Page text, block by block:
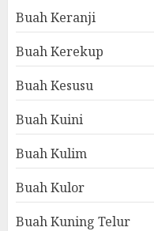
Buah Keranji
Buah Kerekup
Buah Kesusu
Buah Kuini
Buah Kulim
Buah Kulor
Buah Kuning Telur